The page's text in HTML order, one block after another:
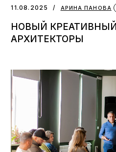
11.08.2025 АРИНА ПАНОВА
НОВЫЙ
АРХИТЕКТОРЫ